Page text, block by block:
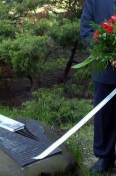
obiektywie